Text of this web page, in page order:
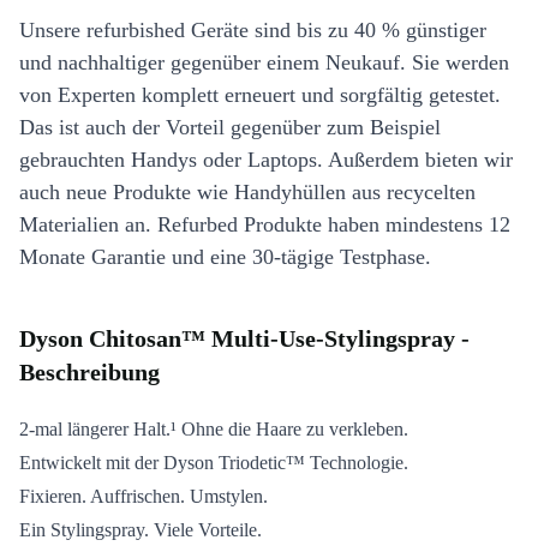
Unsere refurbished Geräte sind bis zu 40 % günstiger
und nachhaltiger gegenüber einem Neukauf. Sie werden
von Experten komplett erneuert und sorgfältig getestet.
Das ist auch der Vorteil gegenüber zum Beispiel
gebrauchten Handys oder Laptops. Außerdem bieten wir
auch neue Produkte wie Handyhüllen aus recycelten
Materialien an. Refurbed Produkte haben mindestens 12
Monate Garantie und eine 30-tägige Testphase.
Dyson Chitosan™ Multi-Use-Stylingspray -
Beschreibung
2-mal längerer Halt.¹ Ohne die Haare zu verkleben.
Entwickelt mit der Dyson Triodetic™ Technologie.
Fixieren. Auffrischen. Umstylen.
Ein Stylingspray. Viele Vorteile.